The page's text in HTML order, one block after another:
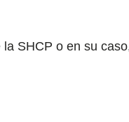
SHCP o en su